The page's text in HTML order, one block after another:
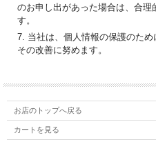
のお申し出があった場合は、合理
す。
7. 当社は、個人情報の保護のため
その改善に努めます。
お店のトップへ戻る
カートを見る